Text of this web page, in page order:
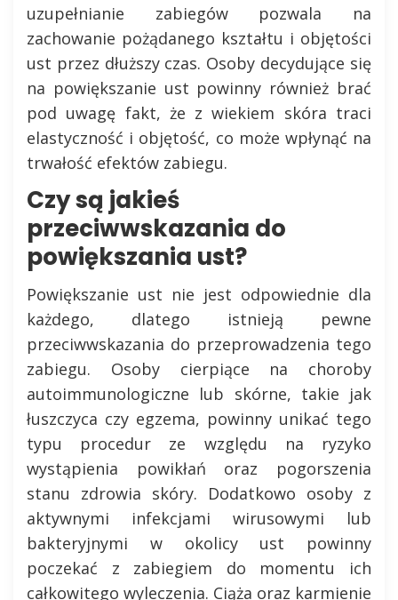
uzupełnianie zabiegów pozwala na
zachowanie pożądanego kształtu i objętości
ust przez dłuższy czas. Osoby decydujące się
na powiększanie ust powinny również brać
pod uwagę fakt, że z wiekiem skóra traci
elastyczność i objętość, co może wpłynąć na
trwałość efektów zabiegu.
Czy są jakieś
przeciwwskazania do
powiększania ust?
Powiększanie ust nie jest odpowiednie dla
każdego, dlatego istnieją pewne
przeciwwskazania do przeprowadzenia tego
zabiegu. Osoby cierpiące na choroby
autoimmunologiczne lub skórne, takie jak
łuszczyca czy egzema, powinny unikać tego
typu procedur ze względu na ryzyko
wystąpienia powikłań oraz pogorszenia
stanu zdrowia skóry. Dodatkowo osoby z
aktywnymi infekcjami wirusowymi lub
bakteryjnymi w okolicy ust powinny
poczekać z zabiegiem do momentu ich
całkowitego wyleczenia. Ciąża oraz karmienie